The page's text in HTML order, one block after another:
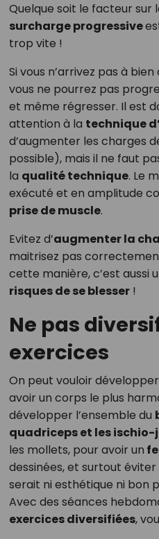
Quelque soit le facteur sur
surcharge progressive
trop vite !
Si vous n’arrivez pas à
vous ne pourrez pas
et même régresser. Il est
attention à la technique
d’augmenter les charges
possible), mais il ne faut
la qualité technique. Le
exécuté et en amplitude
prise de muscle.
Evitez d’augmenter la
maitrisez pas
cette manière, c’est aussi
risques de se blesser!
Ne pas
exercices
On peut vouloir
avoir un corps le plus
développer l’ensemble du
quadriceps et les
les mollets, pour avoir un
dessinées, et surtout
serait ni esthétique ni bon
Avec des séances
exercices diversifiées,